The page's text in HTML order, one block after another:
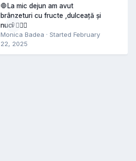
0
🛑La mic dejun am avut
brânzeturi cu fructe ,dulceață și
nuci 🤷🏻‍♀️
Monica Badea · Started February
22, 2025